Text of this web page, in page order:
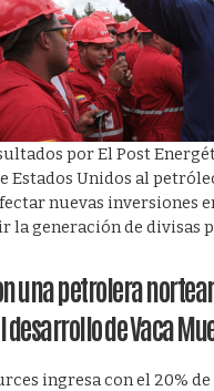
por El Post
Estados Unidos al
nuevas inversiones
la generación de divisas
una petrolera
de Vaca
ingresa con el 20% de